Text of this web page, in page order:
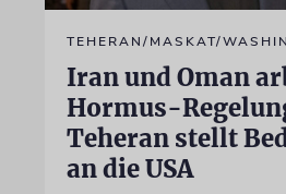
TEHERAN/MASKAT/
Iran und Oman
Hormus-
Teheran stellt
an die USA